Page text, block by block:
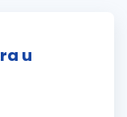
u